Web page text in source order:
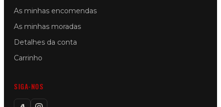
As minhas encomendas
As minhas moradas
Detalhes da conta
Carrinho
SIGA-NOS